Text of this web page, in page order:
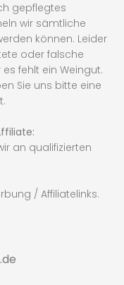
gepflegtes
wir sämtliche
können. Leider
oder falsche
fehlt ein Weingut.
Sie uns bitte eine
an qualifizierten
/ Affiliatelinks.